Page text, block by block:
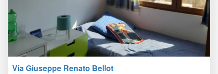
Via Giuseppe Renato Bellot